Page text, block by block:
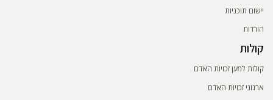
יישום תוכניות
הורדות
קולות
קולות למען זכויות האדם
ארגוני זכויות האדם